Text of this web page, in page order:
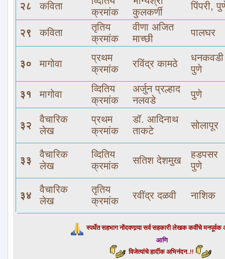
२८ कविता
क्रमांक
कुलकर्णी
पिंपरी,
२९ कविता
तृतिय
क्रमांक
वीणा अजित
माच्छी
पालघर
३० मागोवा
प्रथम
क्रमांक
रविंद्र कामठे
धनकवडी
पुणे
३१ मागोवा
व्दितिय
क्रमांक
अर्जुन प्रल्हाद
नलवडे
पुणे
३२
वैचारिक
लेख
प्रथम
क्रमांक
डॉ. आदिनाथ
ताकटे
सोलापूर
३३
वैचारिक
लेख
व्दितिय
क्रमांक
सतिश देशमुख
हडपसर
पुणे
३४
वैचारिक
लेख
तृतिय
क्रमांक
रवींद्र दळवी नाशिक
स्पर्धेत सहभाग नोंदवणार्‍या सर्व सहकारी लेखक कवींचे
आणि
विजेत्यांचे हार्दीक अभिनंदन..!!